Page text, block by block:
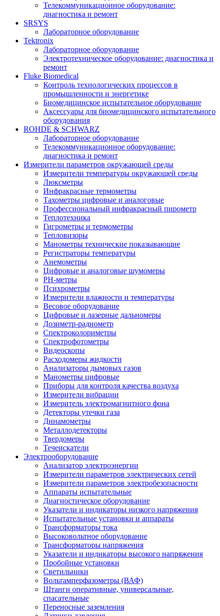
Телекоммуникационное оборудование:
диагностика и ремонт
SRSYS
Лабораторное оборудование
Tektronix
Лабораторное оборудование
Электротехническое оборудование: диагностика и
ремонт
Fluke Biomedical
Контроль технологических процессов в
промышленности и энергетике
Биомедицинское испытательное оборудование
Аксессуары для биомедицинского испытательного
оборудования
ROHDE & SCHWARZ
Лабораторное оборудование
Телекоммуникационное оборудование:
диагностика и ремонт
Измерители параметров окружающей среды
Измерители температуры окружающей среды
Люксметры
Инфракрасные термометры
Тахометры цифровые и аналоговые
Профессиональный инфракрасный пирометр
Теплотехника
Гигрометры и термометры
Тепловизоры
Манометры технические показывающие
Регистраторы температуры
Анемометры
Цифровые и аналоговые шумомеры
PH-метры
Психрометры
Измерители влажности и температуры
Весовое оборудование
Цифровые и лазерные дальномеры
Дозиметр-радиометр
Спектроколориметры
Спектрофотометры
Видеоскопы
Расходомеры жидкости
Анализаторы дымовых газов
Манометры цифровые
Приборы для контроля качества воздуха
Измерители вибрации
Измеритель электромагнитного фона
Детекторы утечки газа
Динамометры
Металлодетекторы
Твердомеры
Течеискатели
Электрооборудование
Анализатор электроэнергии
Измерители параметров электрических сетей
Измерители параметров электробезопасности
Аппараты испытательные
Диагностическое оборудование
Указатели и индикаторы низкого напряжения
Испытательные установки и аппараты
Трансформаторы тока
Высоковольтное оборудование
Трансформаторы напряжения
Указатели и индикаторы высокого напряжения
Пробойные установки
Светильники
Вольтамперфазометры (ВАФ)
Штанги оперативные, универсальные,
спасательные
Переносные заземления